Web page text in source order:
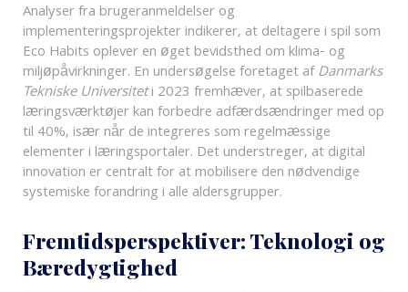
Analyser fra brugeranmeldelser og
implementeringsprojekter indikerer, at deltagere i spil som
Eco Habits oplever en øget bevidsthed om klima- og
miljøpåvirkninger. En undersøgelse foretaget afDanmarks
Tekniske Universiteti 2023 fremhæver, at spilbaserede
læringsværktøjer kan forbedre adfærdsændringer med op
til 40%, især når de integreres som regelmæssige
elementer i læringsportaler. Det understreger, at digital
innovation er centralt for at mobilisere den nødvendige
systemiske forandring i alle aldersgrupper.
Fremtidsperspektiver: Teknologi og
Bæredygtighed